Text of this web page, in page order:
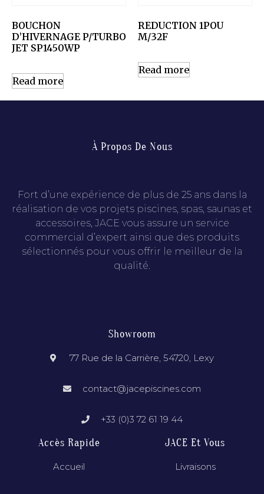
BOUCHON
D’HIVERNAGE P/TURBO
JET SP1450WP
Read more
REDUCTION 1POU
M/32F
Read more
À Propos De Nous
Fort d’une expérience de plus de 25 ans dans la
réalisation de vos projets piscines, spas, saunas et
accessoires, JACE vous assure un service
commercial d’expert ainsi que des produits
sélectionnés pour vous offrir le meilleur de la
qualité.
Showroom
77 Rue de la Carrière, 54720, Lexy
contact@jacepiscines.com
+33 (0)3 72 61 19 44
Accès Rapide
Accueil
JACE Et Vous
Livraisons